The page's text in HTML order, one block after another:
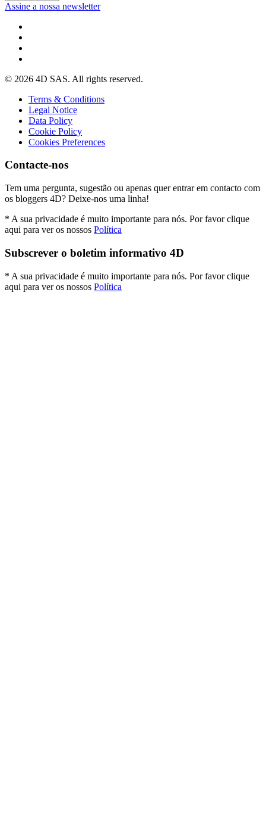
Assine a nossa newsletter
© 2026 4D SAS. All rights reserved.
Terms & Conditions
Legal Notice
Data Policy
Cookie Policy
Cookies Preferences
Contacte-nos
Tem uma pergunta, sugestão ou apenas quer entrar em contacto com
os bloggers 4D? Deixe-nos uma linha!
* A sua privacidade é muito importante para nós. Por favor clique
aqui para ver os nossos Política
Subscrever o boletim informativo 4D
* A sua privacidade é muito importante para nós. Por favor clique
aqui para ver os nossos Política